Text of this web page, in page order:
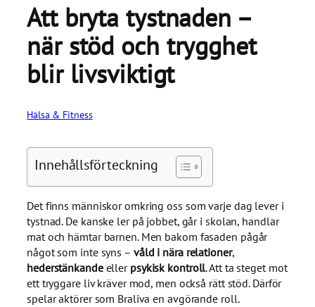
Att bryta tystnaden –
när stöd och trygghet
blir livsviktigt
Hälsa & Fitness
Innehållsförteckning
Det finns människor omkring oss som varje dag lever i
tystnad. De kanske ler på jobbet, går i skolan, handlar
mat och hämtar barnen. Men bakom fasaden pågår
något som inte syns – våld i nära relationer,
hederstänkandeellerpsykisk kontroll. Att ta steget mot
ett tryggare liv kräver mod, men också rätt stöd. Därför
spelar aktörer som Braliva en avgörande roll.